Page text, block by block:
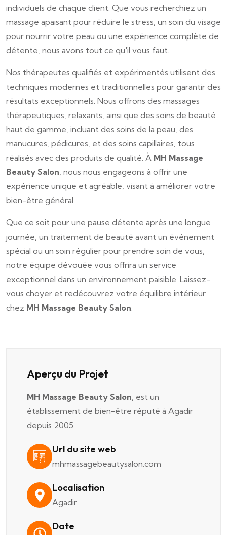
individuels de chaque client. Que vous recherchiez un
massage apaisant pour réduire le stress, un soin du visage
pour nourrir votre peau ou une expérience complète de
détente, nous avons tout ce qu'il vous faut.
Nos thérapeutes qualifiés et expérimentés utilisent des
techniques modernes et traditionnelles pour garantir des
résultats exceptionnels. Nous offrons des massages
thérapeutiques, relaxants, ainsi que des soins de beauté
haut de gamme, incluant des soins de la peau, des
manucures, pédicures, et des soins capillaires, tous
réalisés avec des produits de qualité. À MH Massage
Beauty Salon, nous nous engageons à offrir une
expérience unique et agréable, visant à améliorer votre
bien-être général.
Que ce soit pour une pause détente après une longue
journée, un traitement de beauté avant un événement
spécial ou un soin régulier pour prendre soin de vous,
notre équipe dévouée vous offrira un service
exceptionnel dans un environnement paisible. Laissez-
vous choyer et redécouvrez votre équilibre intérieur
chez MH Massage Beauty Salon.
Aperçu du Projet
MH Massage Beauty Salon, est un
établissement de bien-être réputé à Agadir
depuis 2005
Url du site web
mhmassagebeautysalon.com
Localisation
Agadir
Date